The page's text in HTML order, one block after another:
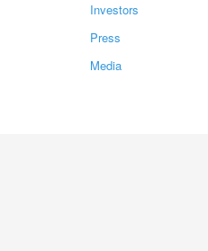
Investors
Press
Media